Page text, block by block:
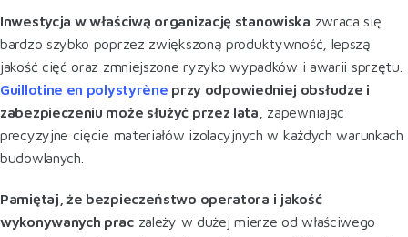
Inwestycja w właściwą organizację stanowiska zwraca się
bardzo szybko poprzez zwiększoną produktywność, lepszą
jakość cięć oraz zmniejszone ryzyko wypadków i awarii sprzętu.
Guillotine en polystyrène przy odpowiedniej obsłudze i
zabezpieczeniu może służyć przez lata , zapewniając
precyzyjne cięcie materiałów izolacyjnych w każdych warunkach
budowlanych.
Pamiętaj, że bezpieczeństwo operatora i jakość
wykonywanych praczależy w dużej mierze od właściwego